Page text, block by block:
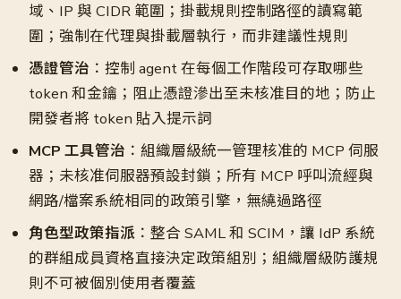
域、IP 與 CIDR 範圍；掛載規則控制路徑的讀寫範
圍；強制在代理與掛載層執行，而非建議性規則
憑證管治 ：控制 agent 在每個工作階段可存取哪些
token 和金鑰；阻止憑證滲出至未核准目的地；防止
開發者將 token 貼入提示詞
MCP 工具管治 ：組織層級統一管理核准的 MCP 伺服
器；未核准伺服器預設封鎖；所有 MCP 呼叫流經與
網路/檔案系統相同的政策引擎，無繞過路徑
角色型政策指派 ：整合 SAML 和 SCIM，讓 IdP 系統
的群組成員資格直接決定政策組別；組織層級防護規
則不可被個別使用者覆蓋